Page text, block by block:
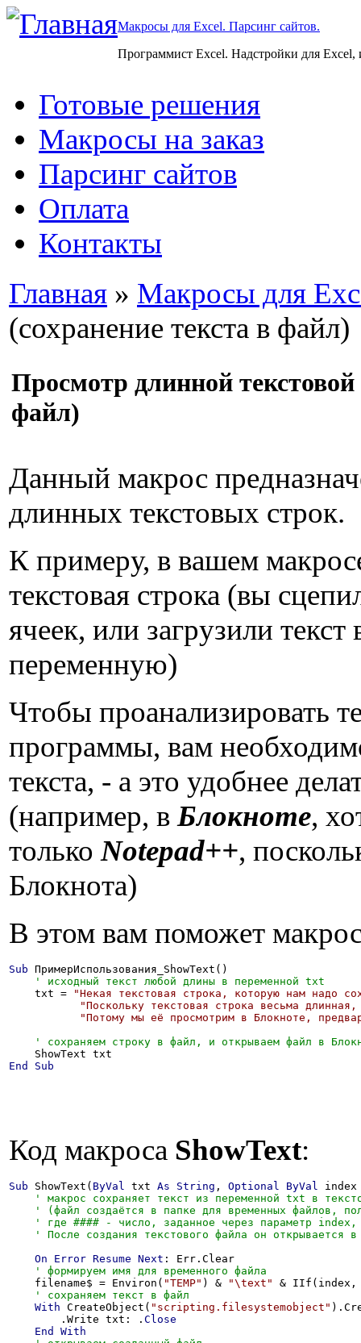
Макросы для Excel. Парсинг сайтов.
Программист Excel. Надстройки для Excel,
Готовые решения
Макросы на заказ
Парсинг сайтов
Оплата
Контакты
Главная » Макросы для
(сохранение текста в файл)
Просмотр длинной текстовой
файл)
Данный макрос
длинных текстовых строк.
К примеру, в вашем
текстовая строка (вы
ячеек, или загрузили
переменную)
Чтобы проанализировать
программы, вам
текста, - а это удобнее
(например, в Блокноте,
только Notepad++,
Блокнота)
В этом вам поможет
Sub ПримерИспользования_ShowText()
    txt =
"Некая текстовая строка, которую нам надо
"Поскольку текстовая строка весьма
"Потому мы её просмотрим в Блокноте,
End
Sub
Код макроса ShowText:
Sub ShowText( ByVal txt As String , Optional ByVal
On Error Resume Next : Err.Clear
    filename$ = Environ(
"TEMP" ) & "\text"
& IIf(index,
With CreateObject( "scripting.filesystemobject"
        .Write txt: .
Close
End
With